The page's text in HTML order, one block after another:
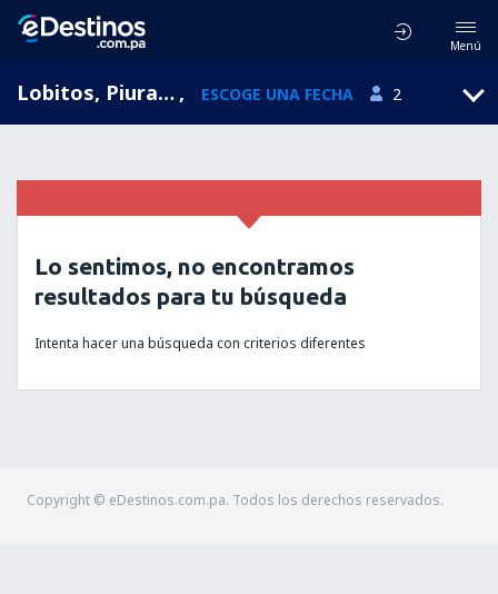
Menú
Lobitos, Piura, Perú , ESCOGE UNA FECHA 2
Lo sentimos, no encontramos
resultados para tu búsqueda
Intenta hacer una búsqueda con criterios diferentes
Copyright © eDestinos.com.pa. Todos los derechos reservados.